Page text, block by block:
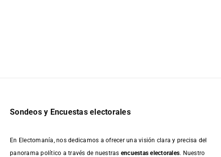
Sondeos y Encuestas electorales
En Electomanía, nos dedicamos a ofrecer una visión clara y precisa del
panorama político a través de nuestras encuestas electorales. Nuestro